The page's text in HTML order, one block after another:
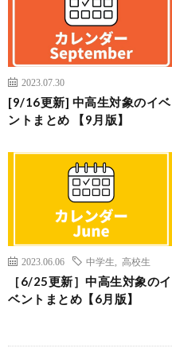
2023.07.30
[9/16更新] 中高生対象のイベ
ントまとめ 【9月版】
2023.06.06 中学生 高校生
［6/25更新］中高生対象のイ
ベントまとめ【6月版】